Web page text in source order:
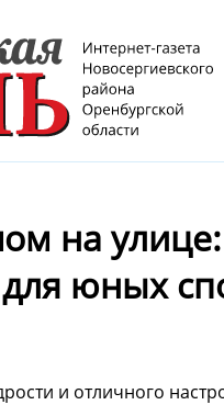
на улице:
юных
и отличного